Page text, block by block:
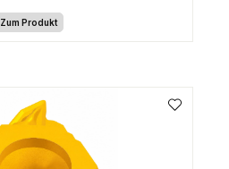
Zum Produkt